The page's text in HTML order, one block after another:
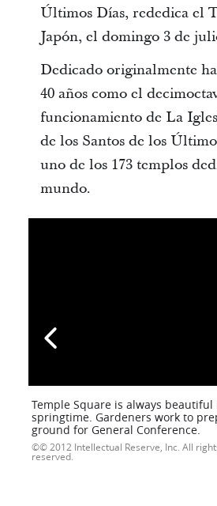
Últimos Días, rededica el
Japón, el domingo 3 de
Dedicado originalmente
40 años como el
funcionamiento de La
de los Santos de los
uno de los 173 templos
mundo.
Temple Square is always
springtime. Gardeners work to
ground for General Conference.
© 2012 Intellectual Reserve, Inc. All
reserved.